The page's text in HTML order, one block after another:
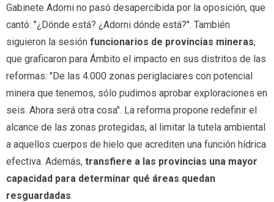
Gabinete Adorni no pasó desapercibida por la oposición, que
cantó: "¿Dónde está? ¿Adorni dónde está?". También
siguieron la sesión funcionarios de provincias mineras,
que graficaron para Ámbito el impacto en sus distritos de las
reformas: "De las 4.000 zonas periglaciares con potencial
minera que tenemos, sólo pudimos aprobar exploraciones en
seis. Ahora será otra cosa". La reforma propone redefinir el
alcance de las zonas protegidas, al limitar la tutela ambiental
a aquellos cuerpos de hielo que acrediten una función hídrica
efectiva. Además, transfiere a las provincias una mayor
capacidad para determinar qué áreas quedan
resguardadas.